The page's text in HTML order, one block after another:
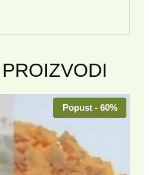
Popust - 60%